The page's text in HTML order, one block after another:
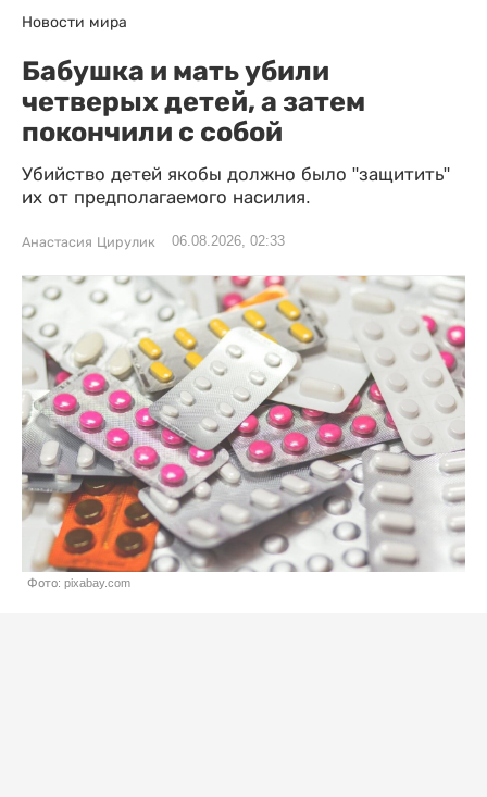
Новости мира
Бабушка и мать убили
четверых детей, а затем
покончили с собой
Убийство детей якобы должно было "защитить"
их от предполагаемого насилия.
Анастасия Цирулик 06.08.2026, 02:33
Фото: pixabay.com